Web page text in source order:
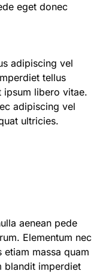
eget donec
adipiscing vel
tellus
ipsum libero vitae.
adipiscing vel
ultricies.
aenean pede
Elementum nec
massa quam
blandit imperdiet